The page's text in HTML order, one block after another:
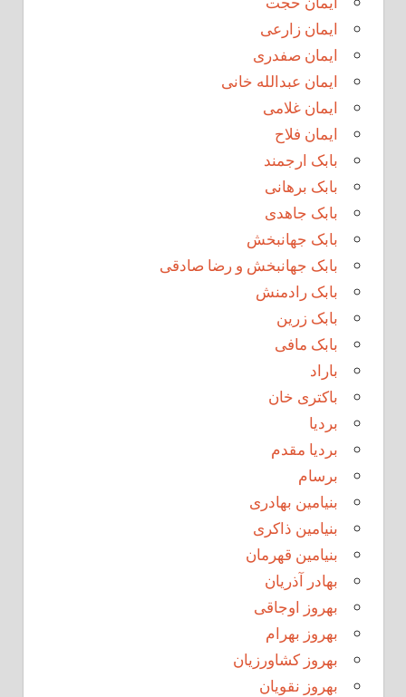
ایمان زارعی
ایمان صفدری
ایمان عبدالله خانی
ایمان غلامی
ایمان فلاح
بابک ارجمند
بابک برهانی
بابک جاهدی
بابک جهانبخش
بابک جهانبخش و رضا صادقی
بابک رادمنش
بابک زرین
بابک مافی
باراد
باکتری خان
بردیا
بردیا مقدم
برسام
بنیامین بهادری
بنیامین ذاکری
بنیامین قهرمان
بهادر آذریان
بهروز اوجاقی
بهروز بهرام
بهروز کشاورزیان
بهروز نقویان